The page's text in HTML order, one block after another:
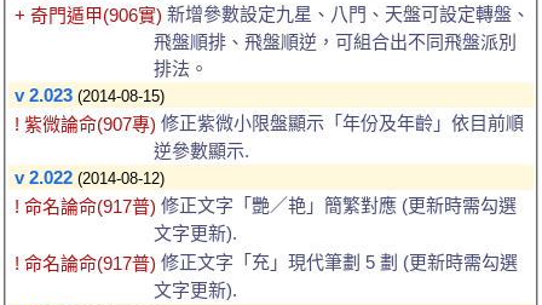
+ 奇門遁甲(906實) 新增參數設定九星、八門、天盤可設定轉盤、
飛盤順排、飛盤順逆，可組合出不同飛盤派別
排法。
v 2.023 (2014-08-15)
! 紫微論命(907專) 修正紫微小限盤顯示「年份及年齡」依目前順
逆參數顯示.
v 2.022 (2014-08-12)
! 命名論命(917普) 修正文字「艷／艳」簡繁對應 (更新時需勾選
文字更新).
! 命名論命(917普) 修正文字「充」現代筆劃 5 劃 (更新時需勾選
文字更新).